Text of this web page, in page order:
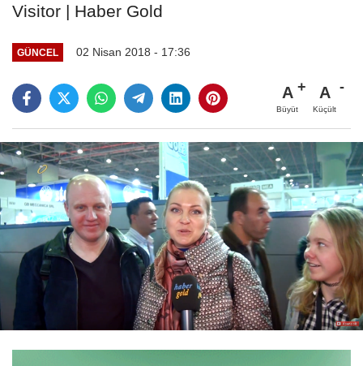
Visitor | Haber Gold
GÜNCEL 02 Nisan 2018 - 17:36
A
Büyüt
A
Küçült